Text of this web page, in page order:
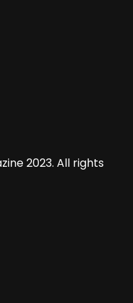
2023. All rights